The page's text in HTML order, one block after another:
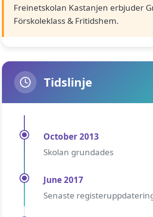
Freinetskolan Kastanjen erbjuder
Förskoleklass & Fritidshem.
Tidslinje
October 2013
Skolan grundades
June 2017
Senaste